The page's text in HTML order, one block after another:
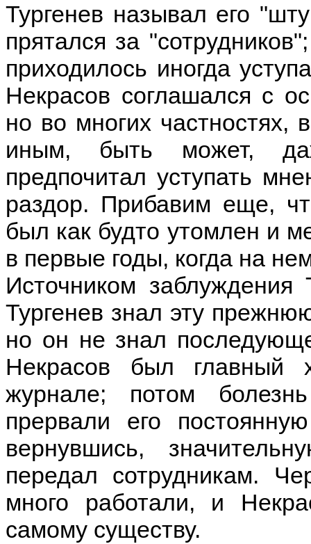
Тургенев называл его
прятался за
приходилось иногда
Некрасов соглашался с
но во многих частностях,
иным, быть может,
предпочитал уступать
раздор. Прибавим еще,
был как будто утомлен и
в первые годы, когда на
Источником
Тургенев знал эту
но он не знал
Некрасов был главный
журнале; потом
прервали его
вернувшись,
передал сотрудникам.
много работали, и
самому существу.